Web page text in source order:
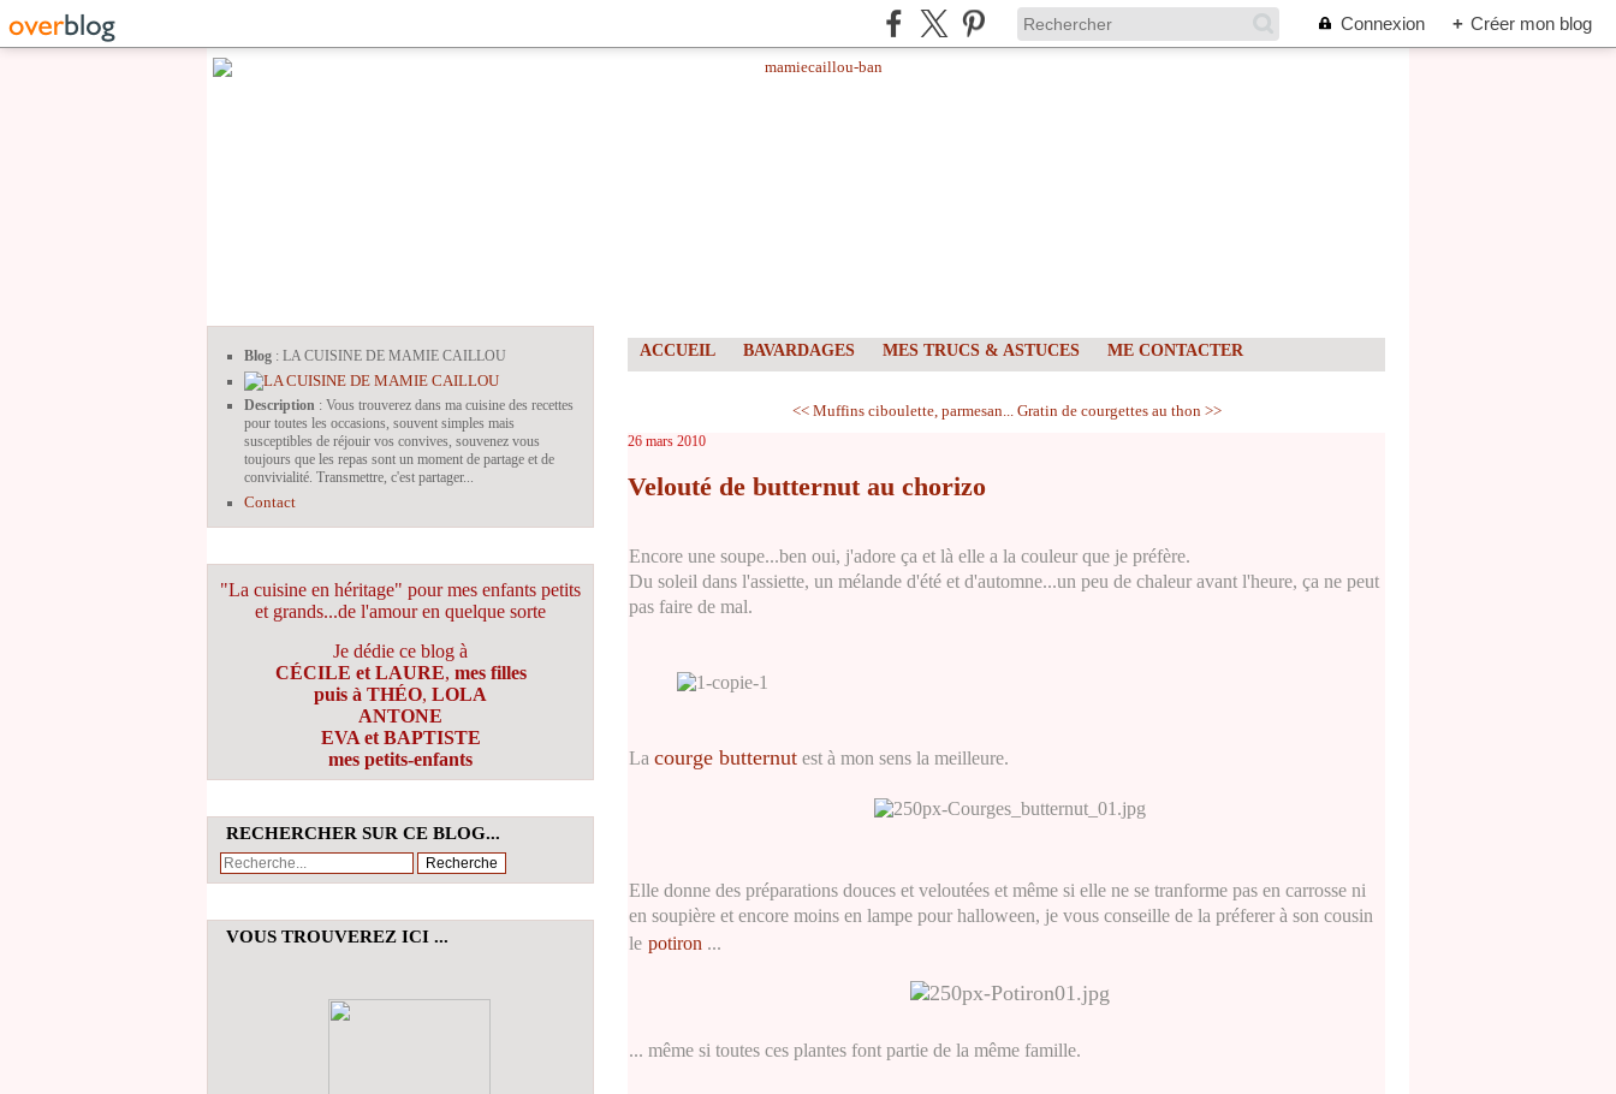
Connexion + Créer mon blog
Blog : LA CUISINE DE MAMIE CAILLOU
Description : Vous trouverez dans ma cuisine des recettes
pour toutes les occasions, souvent simples mais
susceptibles de réjouir vos convives, souvenez vous
toujours que les repas sont un moment de partage et de
convivialité. Transmettre, c'est partager...
Contact
"La cuisine en héritage" pour mes enfants petits
et grands...de l'amour en quelque sorte
Je dédie ce blog à
CÉCILE et LAURE, mes filles
puis à THÉO, LOLA
ANTONE
EVA et BAPTISTE
mes petits-enfants
RECHERCHER SUR CE BLOG...
VOUS TROUVEREZ ICI ...
ACCUEIL BAVARDAGES MES TRUCS & ASTUCES ME CONTACTER
<< Muffins ciboulette, parmesan... Gratin de courgettes au thon >>
26 mars 2010
Velouté de butternut au chorizo
Encore une soupe...ben oui, j'adore ça et là elle a la couleur que je préfère.
Du soleil dans l'assiette, un mélande d'été et d'automne...un peu de chaleur avant l'heure, ça ne peut
pas faire de mal.
La courge butternut est à mon sens la meilleure.
Elle donne des préparations douces et veloutées et même si elle ne se tranforme pas en carrosse ni
en soupière et encore moins en lampe pour halloween, je vous conseille de la préferer à son cousin
le potiron ...
... même si toutes ces plantes font partie de la même famille.